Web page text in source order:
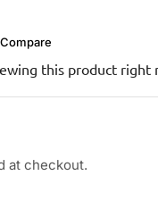
Compare
this product right
at checkout.